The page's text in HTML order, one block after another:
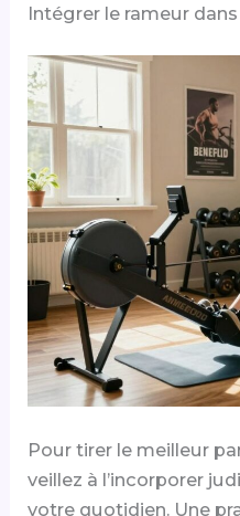
Intégrer le rameur
Pour tirer le meilleur
veillez à l’incorporer
votre quotidien. Une